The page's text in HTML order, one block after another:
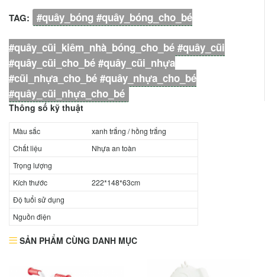
TAG: #quây_bóng #quây_bóng_cho_bé
#quây_cũi_kiêm_nhà_bóng_cho_bé #quây_cũi
#quây_cũi_cho_bé #quây_cũi_nhựa
#cũi_nhựa_cho_bé #quây_nhựa_cho_bé
#quây_cũi_nhựa_cho_bé
Thông số kỹ thuật
Màu sắc
xanh trắng / hồng trắng
Chất liệu
Nhựa an toàn
Trọng lượng
Kích thước
222*148*63cm
Độ tuổi sử dụng
Nguồn điện
SẢN PHẨM CÙNG DANH MỤC